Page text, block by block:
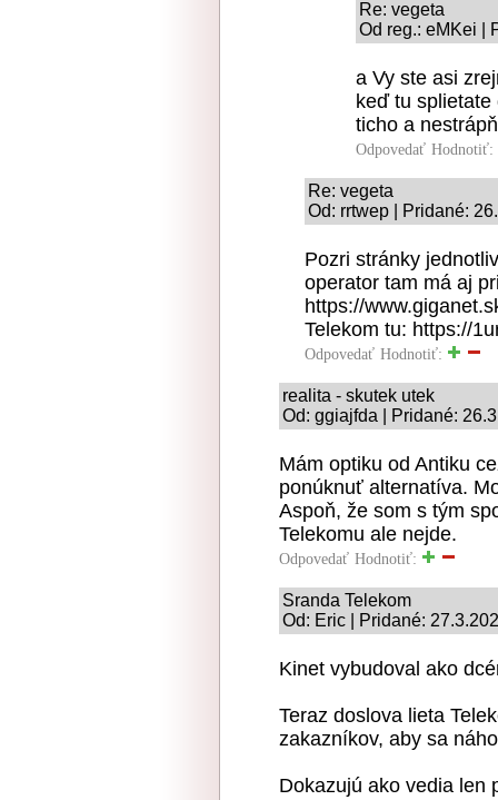
Re: vegeta
Od reg.: eMKei |
a Vy ste asi
keď tu
ticho a
Odpovedať Hodnotiť:
Re: vegeta
Od: rrtwep | Pridané:
Pozri stránky
operator tam má aj
https://
Telekom tu: https://
Odpovedať Hodnotiť:
realita - skutek utek
Od: ggiajfda | Pridané:
Mám optiku od Antiku
ponúknuť alternatíva.
Aspoň, že som s tým
Telekomu ale nejde.
Odpovedať Hodnotiť:
Sranda Telekom
Od: Eric | Pridané:
Kinet vybudoval ako
Teraz doslova lieta
zakazníkov, aby sa
Dokazujú ako vedia len